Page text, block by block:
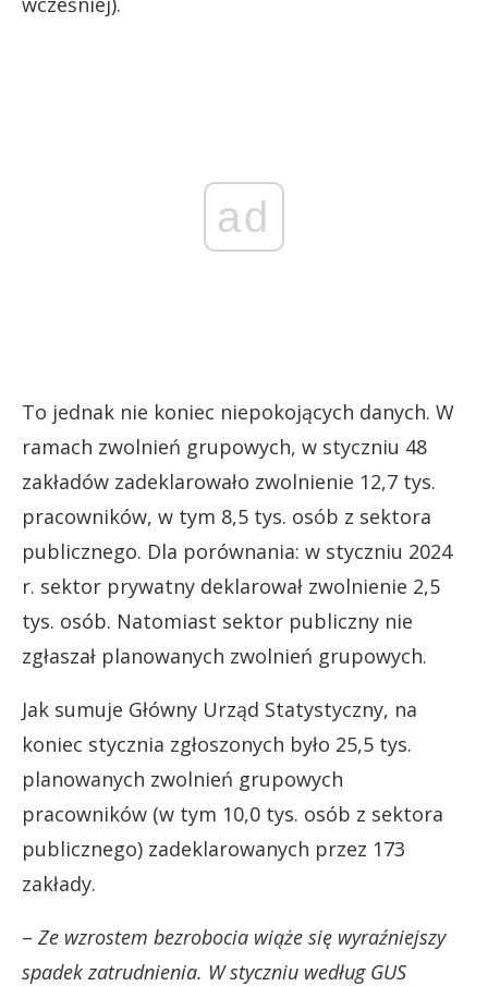
ad
To jednak nie koniec niepokojących danych. W
ramach zwolnień grupowych, w styczniu 48
zakładów zadeklarowało zwolnienie 12,7 tys.
pracowników, w tym 8,5 tys. osób z sektora
publicznego. Dla porównania: w styczniu 2024
r. sektor prywatny deklarował zwolnienie 2,5
tys. osób. Natomiast sektor publiczny nie
zgłaszał planowanych zwolnień grupowych.
Jak sumuje Główny Urząd Statystyczny, na
koniec stycznia zgłoszonych było 25,5 tys.
planowanych zwolnień grupowych
pracowników (w tym 10,0 tys. osób z sektora
publicznego) zadeklarowanych przez 173
zakłady.
– Ze wzrostem bezrobocia wiąże się wyraźniejszy
spadek zatrudnienia. W styczniu według GUS